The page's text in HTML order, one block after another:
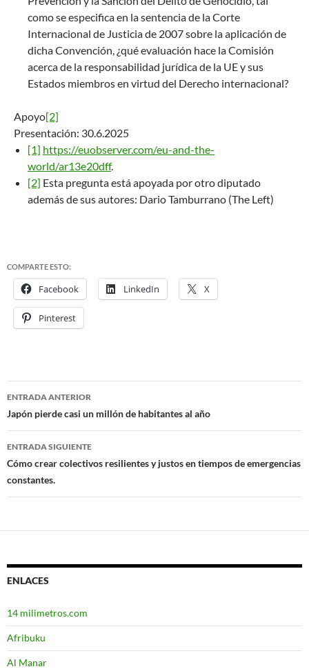
como se especifica en la sentencia de la Corte
Internacional de Justicia de 2007 sobre la aplicación de
dicha Convención, ¿qué evaluación hace la Comisión
acerca de la responsabilidad jurídica de la UE y sus
Estados miembros en virtud del Derecho internacional?
Apoyo[2]
Presentación: 30.6.2025
[1] https://euobserver.com/eu-and-the-
world/ar13e20dff.
[2] Esta pregunta está apoyada por otro diputado
además de sus autores: Dario Tamburrano (The Left)
COMPARTE ESTO:
Facebook LinkedIn X
Pinterest
Navegación
de
entradas
ENTRADA ANTERIOR
Japón pierde casi un millón de habitantes al año
ENTRADA SIGUIENTE
Cómo crear colectivos resilientes y justos en tiempos de emergencias
constantes.
ENLACES
14 milimetros.com
Afribuku
Al Manar